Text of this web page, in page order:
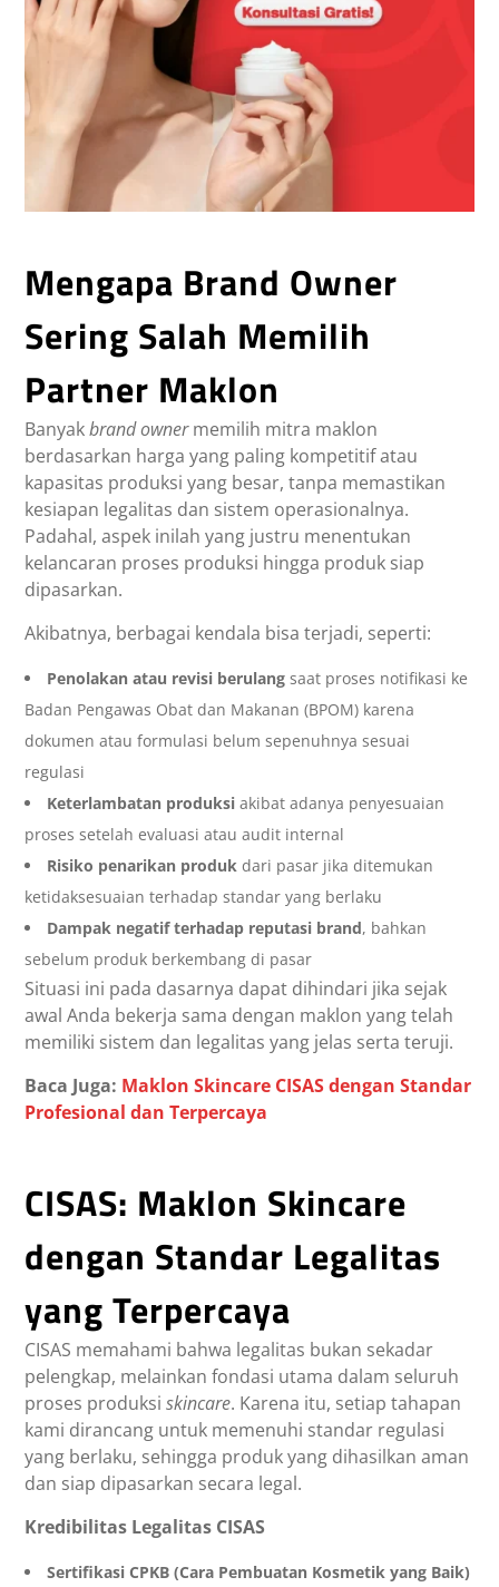
Mengapa Brand Owner
Sering Salah Memilih
Partner Maklon
Banyakbrand ownermemilih mitra maklon
berdasarkan harga yang paling kompetitif atau
kapasitas produksi yang besar, tanpa memastikan
kesiapan legalitas dan sistem operasionalnya.
Padahal, aspek inilah yang justru menentukan
kelancaran proses produksi hingga produk siap
dipasarkan.
Akibatnya, berbagai kendala bisa terjadi, seperti:
Penolakan atau revisi berulang saat proses notifikasi ke
Badan Pengawas Obat dan Makanan (BPOM) karena
dokumen atau formulasi belum sepenuhnya sesuai
regulasi
Keterlambatan produksi akibat adanya penyesuaian
proses setelah evaluasi atau audit internal
Risiko penarikan produk dari pasar jika ditemukan
ketidaksesuaian terhadap standar yang berlaku
Dampak negatif terhadap reputasi brand, bahkan
sebelum produk berkembang di pasar
Situasi ini pada dasarnya dapat dihindari jika sejak
awal Anda bekerja sama dengan maklon yang telah
memiliki sistem dan legalitas yang jelas serta teruji.
Baca Juga: Maklon Skincare CISAS dengan Standar
Profesional dan Terpercaya
CISAS: Maklon Skincare
dengan Standar Legalitas
yang Terpercaya
CISAS memahami bahwa legalitas bukan sekadar
pelengkap, melainkan fondasi utama dalam seluruh
proses produksi skincare. Karena itu, setiap tahapan
kami dirancang untuk memenuhi standar regulasi
yang berlaku, sehingga produk yang dihasilkan aman
dan siap dipasarkan secara legal.
Kredibilitas Legalitas CISAS
Sertifikasi CPKB (Cara Pembuatan Kosmetik yang Baik)